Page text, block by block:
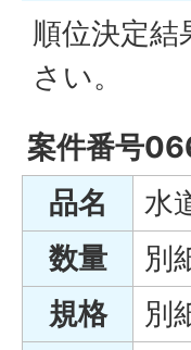
順位決定
さい。
案件番号
品名
水
数量
別
規格
別